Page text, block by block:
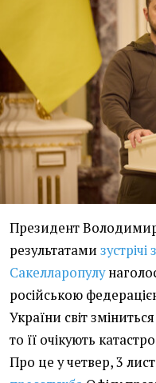
Президент
результатами
Сакелларопулу
російською
України світ
то її очікують
Про це у четвер, 3